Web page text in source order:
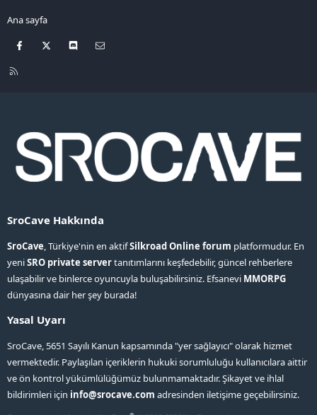
Ana sayfa
Facebook Discord
R
SroCave Hakkında
SroCave, Türkiye'nin en aktifSilkroad Online forum platformudur. En
yeniSRO private servertanıtımlarını keşfedebilir, güncel rehberlere
ulaşabilir ve binlerce oyuncuyla buluşabilirsiniz. Efsanevi MMORPG
dünyasına dair her şey burada!
Yasal Uyarı
SroCave, 5651 Sayılı Kanun kapsamında "yer sağlayıcı" olarak hizmet
vermektedir. Paylaşılan içeriklerin hukuki sorumluluğu kullanıcılara aittir
ve ön kontrol yükümlülüğümüz bulunmamaktadır. Şikayet ve ihlal
bildirimleri için info@srocave.com adresinden iletişime geçebilirsiniz.